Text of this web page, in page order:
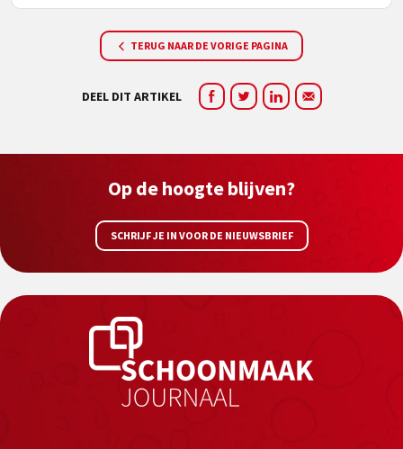
TERUG NAAR DE VORIGE PAGINA
DEEL DIT ARTIKEL
Op de hoogte blijven?
SCHRIJF JE IN VOOR DE NIEUWSBRIEF